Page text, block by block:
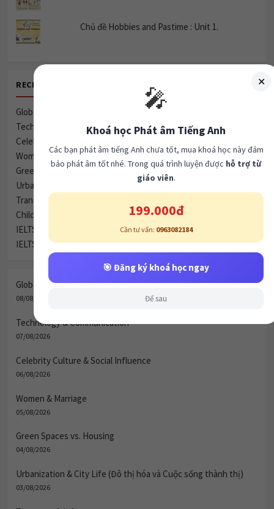
Chủ đề Hobbies and Pastime : Unit 1.
RECENT POSTS
Global Village & Communication
Technology & Communication
Celebrity Culture & Social Influence
Women & Marriage
Green Spaces vs. Housing
Urbanization & City Life (Đô thị hóa và Cuộc sống thành thị)
Transport & Infrastructure
Child Development & Parenting
IELTS Writing Task 1: Imprisonment Statistics
IELTS Writing Task 1: Canterbury Town Map
Global Village & Communication
08/08/2026
Technology & Communication
07/08/2026
Celebrity Culture & Social Influence
06/08/2026
Women & Marriage
05/08/2026
Green Spaces vs. Housing
04/08/2026
Urbanization & City Life (Đô thị hóa và Cuộc sống thành thị)
03/08/2026
✕
🎤
Khoá học Phát âm Tiếng Anh
Các bạn phát âm tiếng Anh chưa tốt, mua khoá học này đảm
bảo phát âm tốt nhé. Trong quá trình luyện được hỗ trợ từ
giáo viên.
199.000đ
Cần tư vấn: 0963082184
🎯 Đăng ký khoá học ngay
Để sau